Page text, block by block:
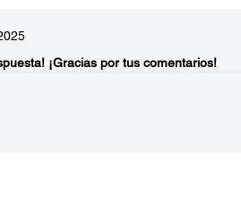
¡Gracias por tus comentarios!